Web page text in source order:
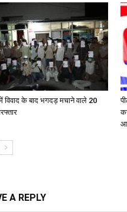
विवाद के बाद भगदड़ मचाने वाले 20
A REPLY